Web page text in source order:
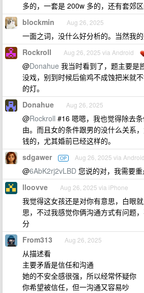
多的，一套是 200w 多的，还有套郊
blockmin Aug 26, 2025
一面之词，没什么好分析的。当然我
Rockroll Aug 26, 2025 via Android
@Donahue 我当时看到了，题主要是
没戏，别到时候后偷鸡不成蚀把米就
的灯。
Donahue Aug 26, 2025
@Rockroll #16 嗯嗯，我也觉得除去
由。而且女的条件跟男的没什么关系
钱的，尤其婚前已经这样的。
sdgawer OP Aug 26, 2025 via Android
@6AbK2rj2vLBD 您说的对，我需要
lloovve Aug 26, 2025 via iPhone
我觉得这女孩还是对你有意思，白眼
思，不过我感觉你俩沟通方式有问题
分
From313 Aug 26, 2025
从描述看
主要矛盾是信任和沟通
她的不安全感很强，所以经常怀疑你
你希望被信任，但一沟通又容易吵